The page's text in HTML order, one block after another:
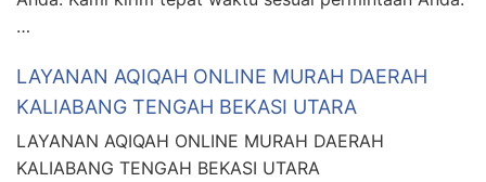
…
LAYANAN AQIQAH ONLINE MURAH DAERAH
KALIABANG TENGAH BEKASI UTARA
LAYANAN AQIQAH ONLINE MURAH DAERAH
KALIABANG TENGAH BEKASI UTARA